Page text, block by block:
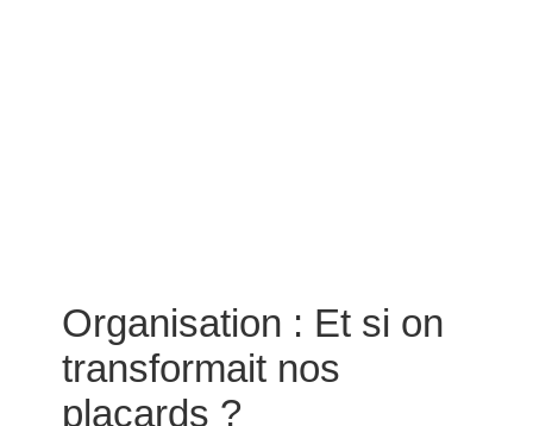
Organisation : Et si on
transformait nos
placards ?